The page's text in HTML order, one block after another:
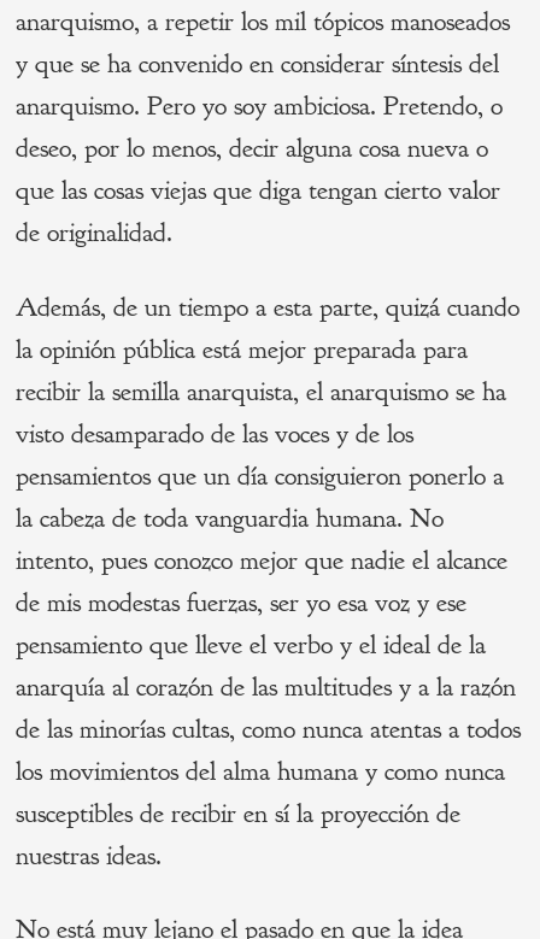
anarquismo, a repetir los mil tópicos manoseados
y que se ha convenido en considerar síntesis del
anarquismo. Pero yo soy ambiciosa. Pretendo, o
deseo, por lo menos, decir alguna cosa nueva o
que las cosas viejas que diga tengan cierto valor
de originalidad.
Además, de un tiempo a esta parte, quizá cuando
la opinión pública está mejor preparada para
recibir la semilla anarquista, el anarquismo se ha
visto desamparado de las voces y de los
pensamientos que un día consiguieron ponerlo a
la cabeza de toda vanguardia humana. No
intento, pues conozco mejor que nadie el alcance
de mis modestas fuerzas, ser yo esa voz y ese
pensamiento que lleve el verbo y el ideal de la
anarquía al corazón de las multitudes y a la razón
de las minorías cultas, como nunca atentas a todos
los movimientos del alma humana y como nunca
susceptibles de recibir en sí la proyección de
nuestras ideas.
No está muy lejano el pasado en que la idea